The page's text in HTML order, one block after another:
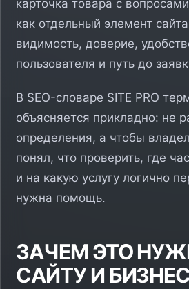
карточка товара с
как отдельный элемент
видимость, доверие,
пользователя и путь до
В SEO-словаре SITE PRO
объясняется прикладно: не
определения, а чтобы
понял, что проверить, где
и на какую услугу логично
нужна помощь.
ЗАЧЕМ ЭТО
САЙТУ И